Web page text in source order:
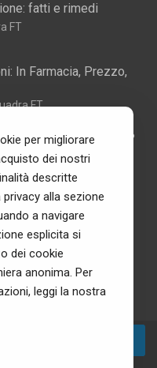
fatti e rimedi
FT
In Farmacia, Prezzo,
FT
senza carne?
FT
per Aumentare il
per migliorare
dei nostri
descritte
alla sezione
a navigare
esplicita si
dei cookie
anonima. Per
leggi la nostra